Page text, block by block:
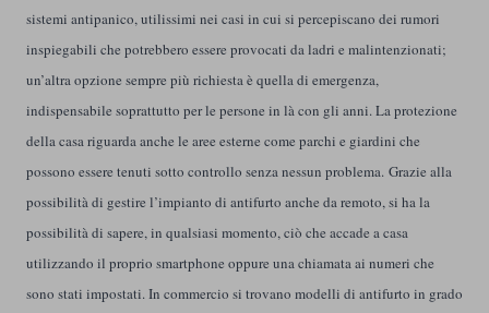
sistemi antipanico, utilissimi nei casi in cui si percepiscano dei rumori
inspiegabili che potrebbero essere provocati da ladri e malintenzionati;
un’altra opzione sempre più richiesta è quella di emergenza,
indispensabile soprattutto per le persone in là con gli anni. La protezione
della casa riguarda anche le aree esterne come parchi e giardini che
possono essere tenuti sotto controllo senza nessun problema. Grazie alla
possibilità di gestire l’impianto di antifurto anche da remoto, si ha la
possibilità di sapere, in qualsiasi momento, ciò che accade a casa
utilizzando il proprio smartphone oppure una chiamata ai numeri che
sono stati impostati. In commercio si trovano modelli di antifurto in grado